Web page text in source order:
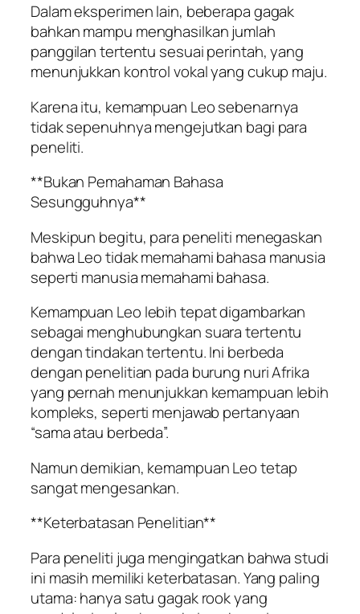
Dalam eksperimen lain, beberapa gagak
bahkan mampu menghasilkan jumlah
panggilan tertentu sesuai perintah, yang
menunjukkan kontrol vokal yang cukup maju.
Karena itu, kemampuan Leo sebenarnya
tidak sepenuhnya mengejutkan bagi para
peneliti.
**Bukan Pemahaman Bahasa
Sesungguhnya**
Meskipun begitu, para peneliti menegaskan
bahwa Leo tidak memahami bahasa manusia
seperti manusia memahami bahasa.
Kemampuan Leo lebih tepat digambarkan
sebagai menghubungkan suara tertentu
dengan tindakan tertentu. Ini berbeda
dengan penelitian pada burung nuri Afrika
yang pernah menunjukkan kemampuan lebih
kompleks, seperti menjawab pertanyaan
“sama atau berbeda”.
Namun demikian, kemampuan Leo tetap
sangat mengesankan.
**Keterbatasan Penelitian**
Para peneliti juga mengingatkan bahwa studi
ini masih memiliki keterbatasan. Yang paling
utama: hanya satu gagak rook yang